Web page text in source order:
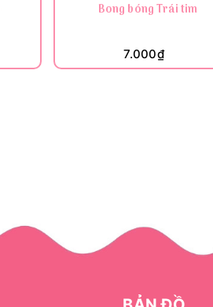
Bong bóng Trái tim
7.000₫